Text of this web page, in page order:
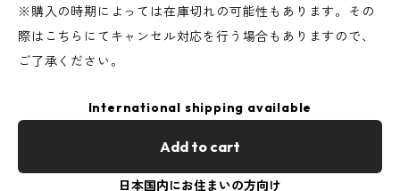
※購入の時期によっては在庫切れの可能性もあります。その
際はこちらにてキャンセル対応を行う場合もありますので、
ご了承ください。
International shipping available
Add to cart
日本国内にお住まいの方向け